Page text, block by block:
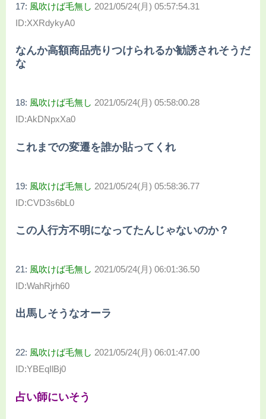
17: 風吹けば毛無し 2021/05/24(月) 05:57:54.31
ID:XXRdykyA0
なんか高額商品売りつけられるか勧誘されそうだ
な
18: 風吹けば毛無し 2021/05/24(月) 05:58:00.28
ID:AkDNpxXa0
これまでの変遷を誰か貼ってくれ
19: 風吹けば毛無し 2021/05/24(月) 05:58:36.77
ID:CVD3s6bL0
この人行方不明になってたんじゃないのか？
21: 風吹けば毛無し 2021/05/24(月) 06:01:36.50
ID:WahRjrh60
出馬しそうなオーラ
22: 風吹けば毛無し 2021/05/24(月) 06:01:47.00
ID:YBEqIlBj0
占い師にいそう